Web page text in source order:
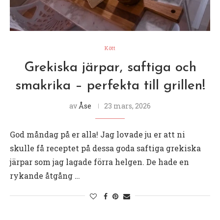
Kött
Grekiska järpar, saftiga och
smakrika – perfekta till grillen!
av Åse 23 mars, 2026
God måndag på er alla! Jag lovade ju er att ni
skulle få receptet på dessa goda saftiga grekiska
järpar som jag lagade förra helgen. De hade en
rykande åtgång …